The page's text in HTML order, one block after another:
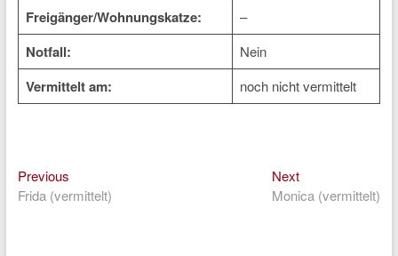
Freigänger/Wohnungskatze: –
Notfall: Nein
Vermittelt am: noch nicht vermittelt
Beitragsnavigation
PreviousPrevious
post:
Frida (vermittelt)
NextNext
post:
Monica (vermittelt)